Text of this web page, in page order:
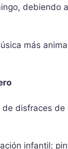
debiendo
más
de disfraces de
infantil: